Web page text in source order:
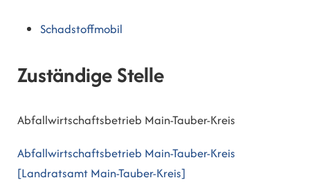
Schadstoffmobil
Zuständige Stelle
Abfallwirtschaftsbetrieb Main-Tauber-Kreis
Abfallwirtschaftsbetrieb Main-Tauber-Kreis
[Landratsamt Main-Tauber-Kreis]